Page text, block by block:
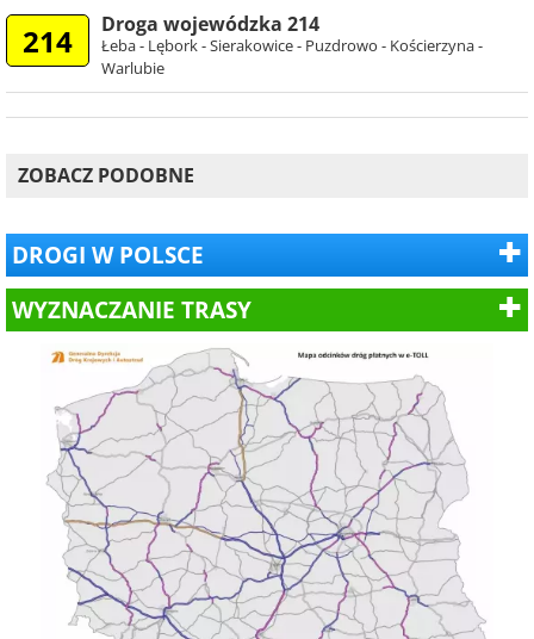
214 Droga wojewódzka 214
Łeba - Lębork - Sierakowice - Puzdrowo - Kościerzyna -
Warlubie
ZOBACZ PODOBNE
DROGI W POLSCE
WYZNACZANIE TRASY